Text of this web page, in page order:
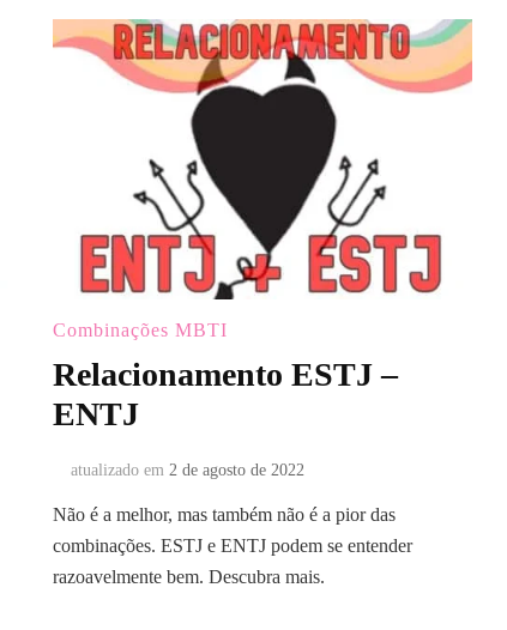
Combinações MBTI
Relacionamento ESTJ –
ENTJ
atualizado em 2 de agosto de 2022
Não é a melhor, mas também não é a pior das
combinações. ESTJ e ENTJ podem se entender
razoavelmente bem. Descubra mais.